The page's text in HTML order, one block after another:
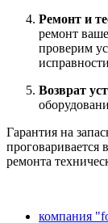
Ремонт и
ремонт
проверим
Возврат
Гарантия на
проговаривается
ремонта
компания